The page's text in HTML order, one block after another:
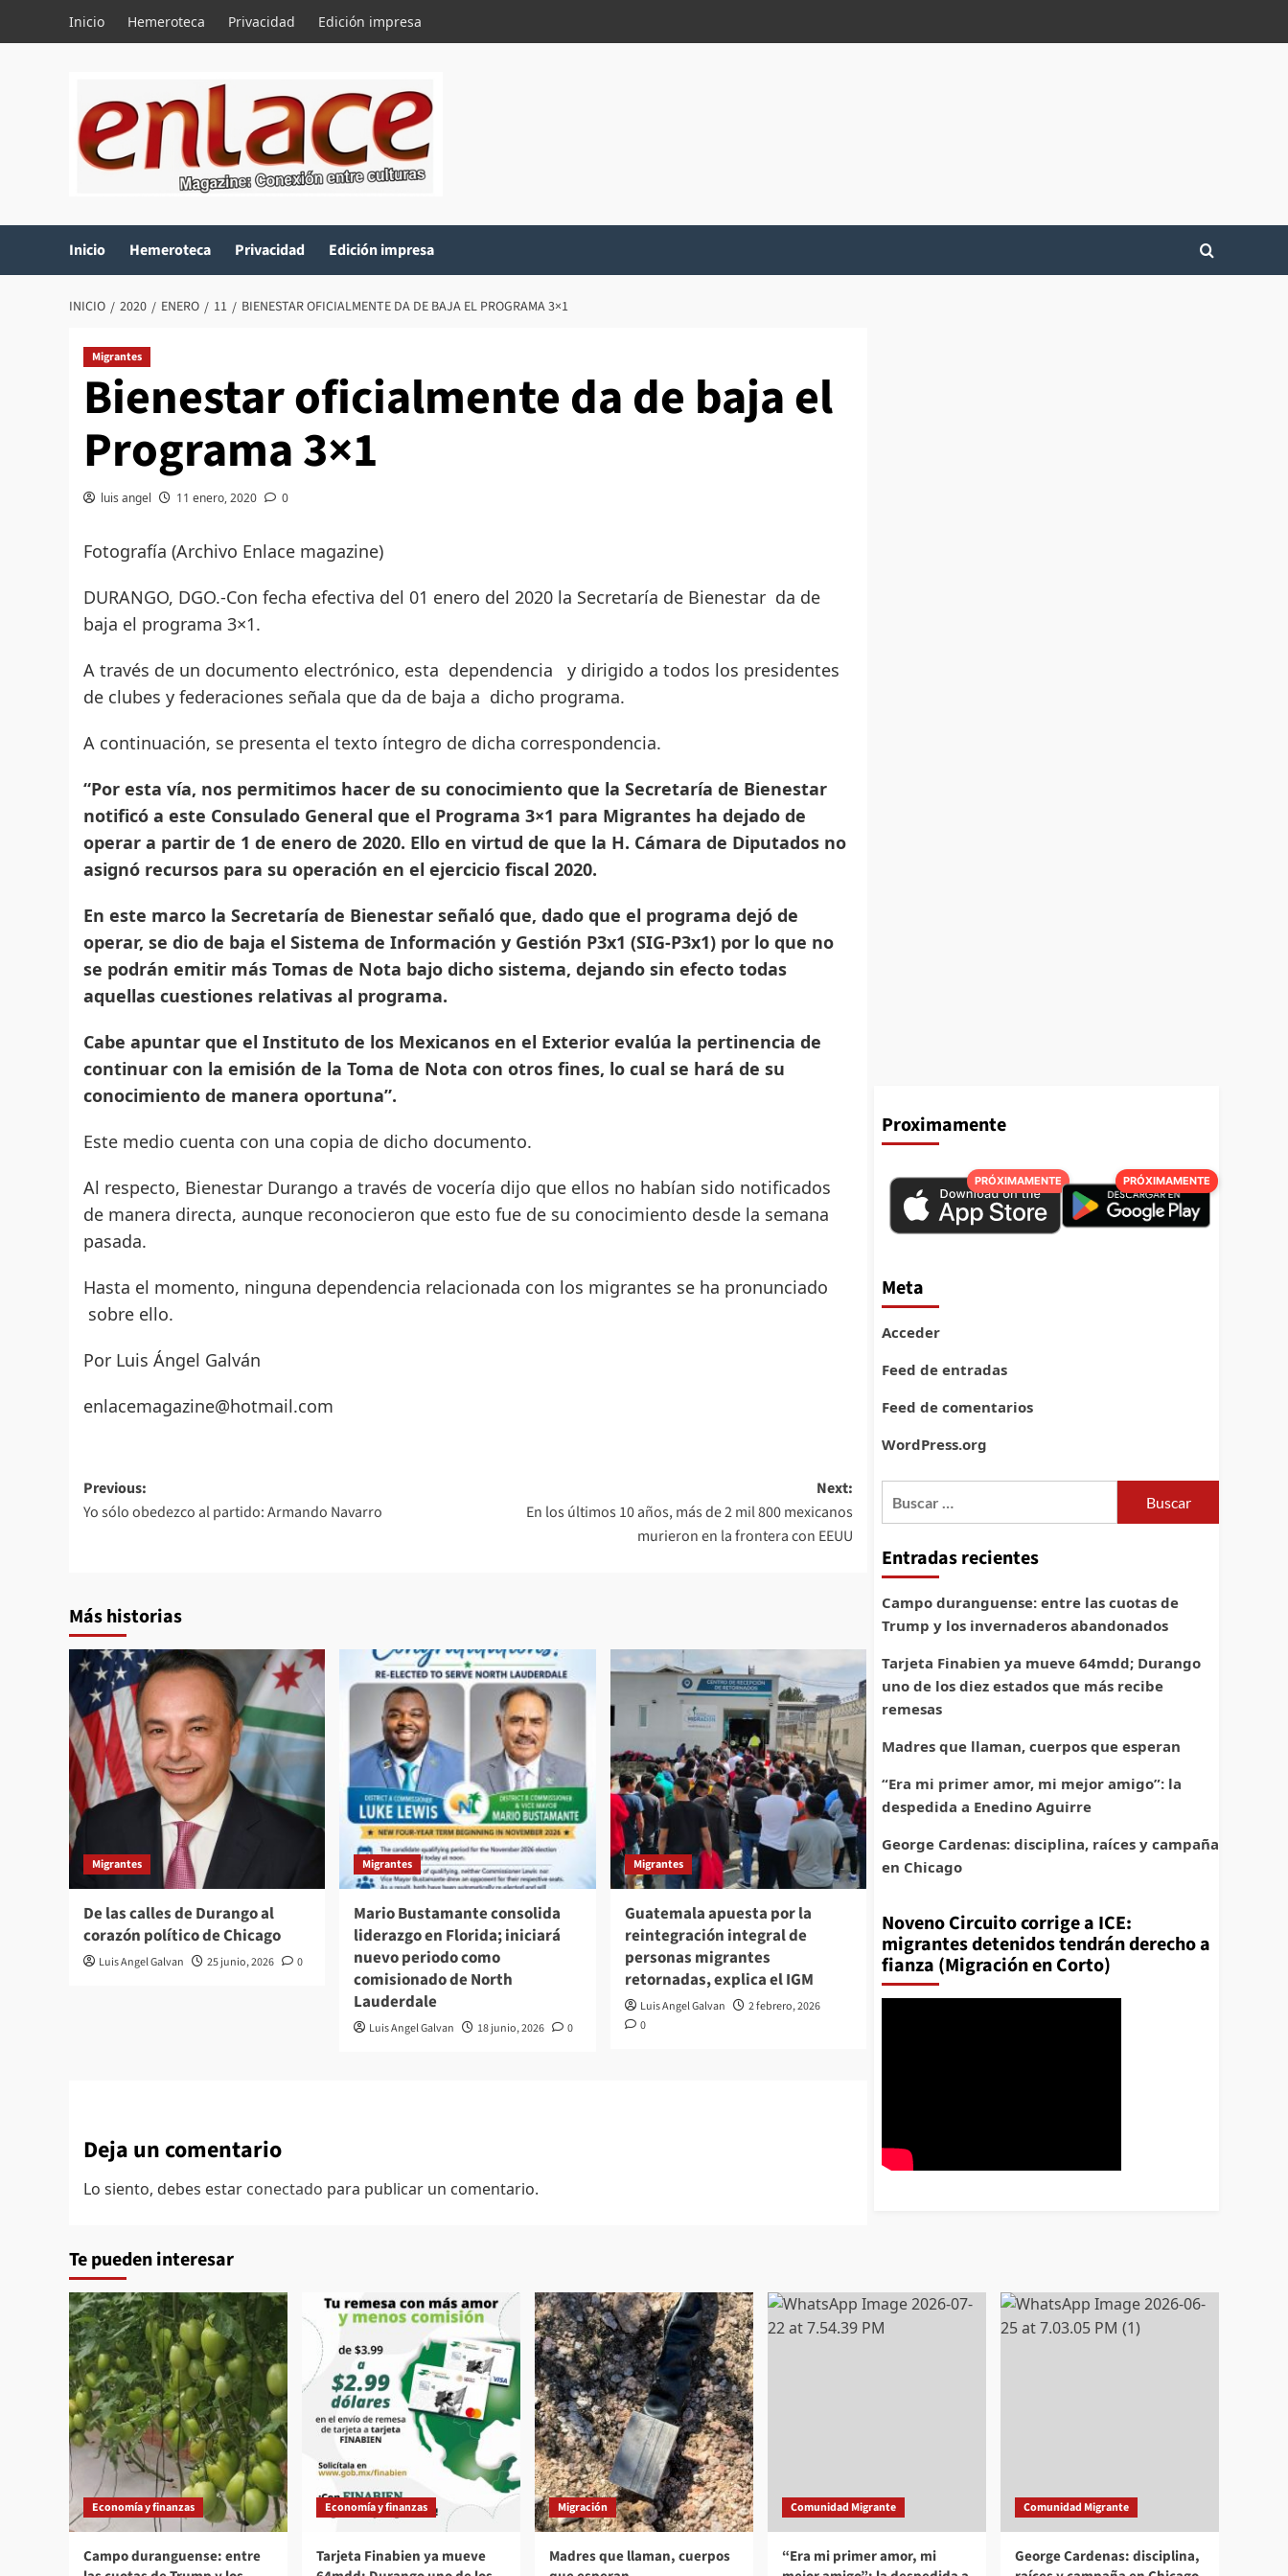
Inicio Hemeroteca Privacidad Edición impresa
Inicio Hemeroteca Privacidad Edición impresa
INICIO 2020 ENERO 11 BIENESTAR OFICIALMENTE DA DE BAJA EL PROGRAMA 3×1
Migrantes
Bienestar oficialmente da de baja el
Programa 3×1
luis angel 11 enero, 2020 0
Fotografía (Archivo Enlace magazine)
DURANGO, DGO.-Con fecha efectiva del 01 enero del 2020 la Secretaría de Bienestar da de
baja el programa 3×1.
A través de un documento electrónico, esta dependencia y dirigido a todos los presidentes
de clubes y federaciones señala que da de baja a dicho programa.
A continuación, se presenta el texto íntegro de dicha correspondencia.
“Por esta vía, nos permitimos hacer de su conocimiento que la Secretaría de Bienestar
notificó a este Consulado General que el Programa 3×1 para Migrantes ha dejado de
operar a partir de 1 de enero de 2020. Ello en virtud de que la H. Cámara de Diputados no
asignó recursos para su operación en el ejercicio fiscal 2020.
En este marco la Secretaría de Bienestar señaló que, dado que el programa dejó de
operar, se dio de baja el Sistema de Información y Gestión P3x1 (SIG-P3x1) por lo que no
se podrán emitir más Tomas de Nota bajo dicho sistema, dejando sin efecto todas
aquellas cuestiones relativas al programa.
Cabe apuntar que el Instituto de los Mexicanos en el Exterior evalúa la pertinencia de
continuar con la emisión de la Toma de Nota con otros fines, lo cual se hará de su
conocimiento de manera oportuna”.
Este medio cuenta con una copia de dicho documento.
Al respecto, Bienestar Durango a través de vocería dijo que ellos no habían sido notificados
de manera directa, aunque reconocieron que esto fue de su conocimiento desde la semana
pasada.
Hasta el momento, ninguna dependencia relacionada con los migrantes se ha pronunciado
sobre ello.
Por Luis Ángel Galván
enlacemagazine@hotmail.com
Post
navigation
Previous:
Yo sólo obedezco al partido: Armando Navarro
Next:
En los últimos 10 años, más de 2 mil 800 mexicanos
murieron en la frontera con EEUU
Más historias
Migrantes
De las calles de Durango al
corazón político de Chicago
Luis Angel Galvan 25 junio, 2026 0
Migrantes
Mario Bustamante consolida
liderazgo en Florida; iniciará
nuevo periodo como
comisionado de North
Lauderdale
Luis Angel Galvan 18 junio, 2026 0
Migrantes
Guatemala apuesta por la
reintegración integral de
personas migrantes
retornadas, explica el IGM
Luis Angel Galvan
2 febrero, 2026
0
Deja un comentario
Lo siento, debes estar conectado para publicar un comentario.
Proximamente
PRÓXIMAMENTE PRÓXIMAMENTE
Meta
Acceder
Feed de entradas
Feed de comentarios
WordPress.org
Entradas recientes
Campo duranguense: entre las cuotas de
Trump y los invernaderos abandonados
Tarjeta Finabien ya mueve 64mdd; Durango
uno de los diez estados que más recibe
remesas
Madres que llaman, cuerpos que esperan
“Era mi primer amor, mi mejor amigo”: la
despedida a Enedino Aguirre
George Cardenas: disciplina, raíces y campaña
en Chicago
Noveno Circuito corrige a ICE:
migrantes detenidos tendrán derecho a
fianza (Migración en Corto)
Te pueden interesar
Economía y finanzas
Campo duranguense: entre
Economía y finanzas
Tarjeta Finabien ya mueve
Migración
Madres que llaman, cuerpos
Comunidad Migrante
“Era mi primer amor, mi
Comunidad Migrante
George Cardenas: disciplina,